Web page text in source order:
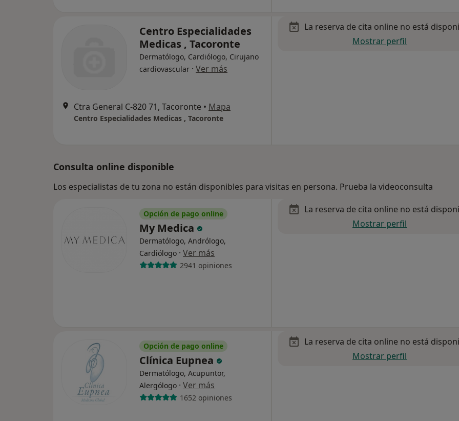
Centro Especialidades
Medicas , Tacoronte
Dermatólogo, Cardiólogo, Cirujano
cardiovascular · Ver más
Ctra General C-820 71, Tacoronte • Mapa
Centro Especialidades Medicas , Tacoronte
La reserva de cita online no está
Mostrar perfil
Consulta online disponible
Los especialistas de tu zona no están disponibles para visitas en persona. Prueba la videoconsulta
Opción de pago online
My Medica
Dermatólogo, Andrólogo,
Cardiólogo · Ver más
2941 opiniones
La reserva de cita online no está
Mostrar perfil
Opción de pago online
Clínica Eupnea
Dermatólogo, Acupuntor,
Alergólogo · Ver más
1652 opiniones
La reserva de cita online no está
Mostrar perfil